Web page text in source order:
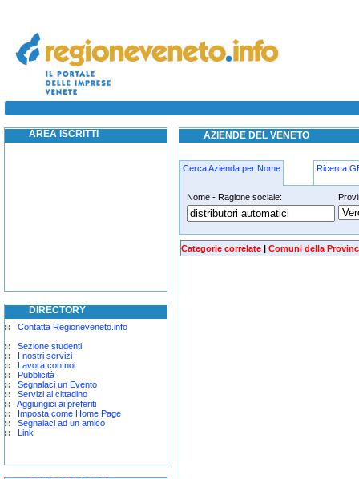
distributori-automatici cassola
AREA ISCRITTI
DIRECTORY
Contatta Regioneveneto.info
Sezione studenti
I nostri servizi
Lavora con noi
Pubblicità
Segnalaci un Evento
Servizi al cittadino
Aggiungici ai preferiti
Imposta come Home Page
Segnalaci ad un amico
Link
AZIENDE DEL VENETO
Cerca Azienda per Nome Ricerca
Nome - Ragione sociale:
distributori-automatici cassola
Categorie correlate | Comuni della